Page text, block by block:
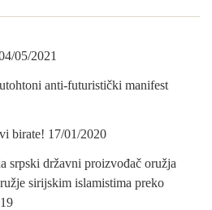
05/2021
anti-futuristički manifest
birate! 17/01/2020
srpski državni proizvođač oružja
sirijskim islamistima preko